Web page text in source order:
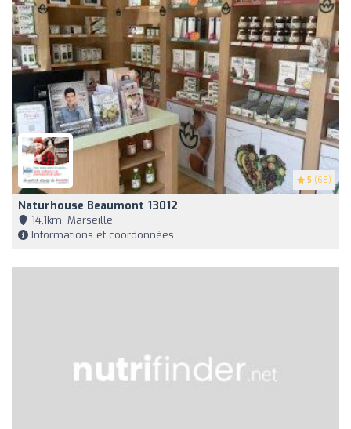
5 (68)
Naturhouse Beaumont 13012
14,1km, Marseille
Informations et coordonnées